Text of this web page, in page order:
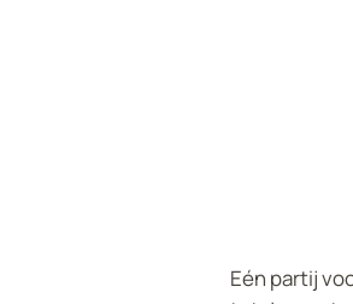
Eén partij